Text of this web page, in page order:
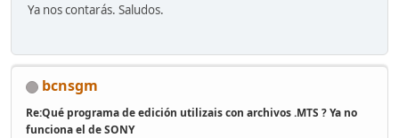
Ya nos contarás. Saludos.
bcnsgm
Re:Qué programa de edición utilizais con archivos .MTS ? Ya no
funciona el de SONY